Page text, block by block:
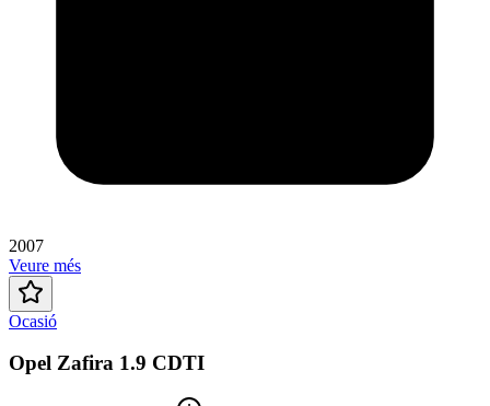
2007
Veure més
Ocasió
Opel Zafira 1.9 CDTI